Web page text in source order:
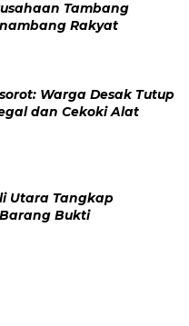
Tambang
Rakyat
Warga Desak Tutup
dan Cekoki Alat
Utara Tangkap
Bukti